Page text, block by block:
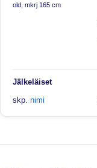
old, mkrj 165 cm
Jälkeläiset
skp. nimi